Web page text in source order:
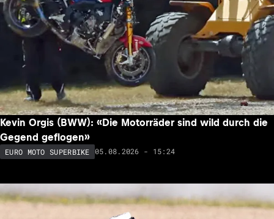
Kevin Orgis (BWW): «Die Motorräder sind wild durch die
Gegend geflogen»
EURO MOTO SUPERBIKE 05.08.2026 - 15:24